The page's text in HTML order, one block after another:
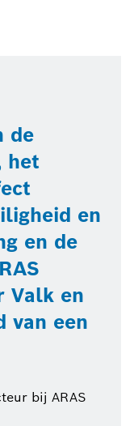
de
het
en
en de
Valk en
van een
bij ARAS